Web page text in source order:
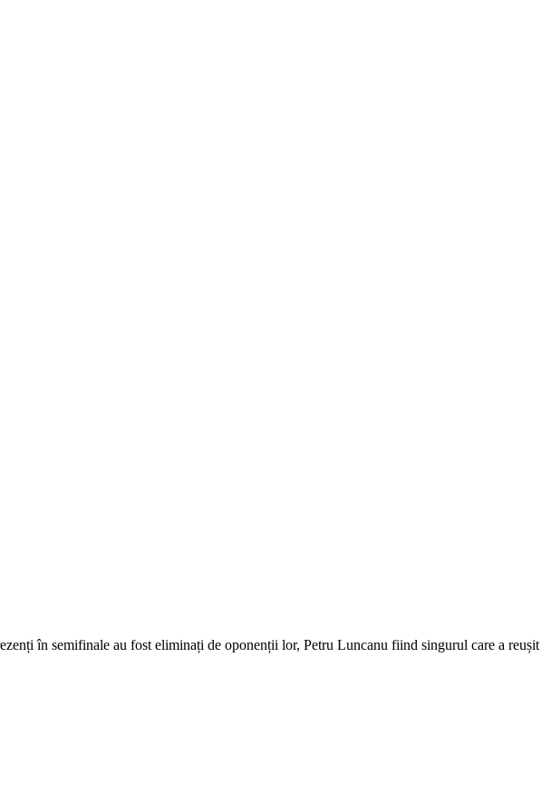
în semifinale au fost eliminați de oponenții lor, Petru Luncanu fiind singurul care a reușit